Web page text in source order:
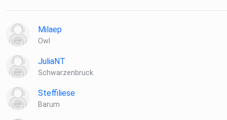
Milaep
Owl
JuliaNT
Schwarzenbruck
Steffiliese
Barum